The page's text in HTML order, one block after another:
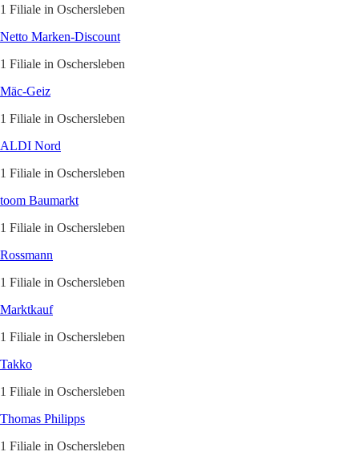
1 Filiale in Oschersleben
Netto Marken-Discount
1 Filiale in Oschersleben
Mäc-Geiz
1 Filiale in Oschersleben
ALDI Nord
1 Filiale in Oschersleben
toom Baumarkt
1 Filiale in Oschersleben
Rossmann
1 Filiale in Oschersleben
Marktkauf
1 Filiale in Oschersleben
Takko
1 Filiale in Oschersleben
Thomas Philipps
1 Filiale in Oschersleben